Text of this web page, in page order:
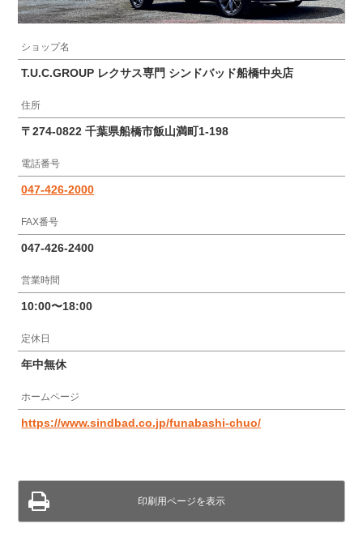
ショップ名
T.U.C.GROUP レクサス専門 シンドバッド船橋中央店
住所
〒274-0822 千葉県船橋市飯山満町1-198
電話番号
047-426-2000
FAX番号
047-426-2400
営業時間
10:00〜18:00
定休日
年中無休
ホームページ
https://www.sindbad.co.jp/funabashi-chuo/
印刷用ページを表示